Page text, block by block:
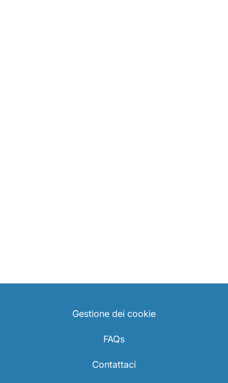
Gestione dei cookie
FAQs
Contattaci